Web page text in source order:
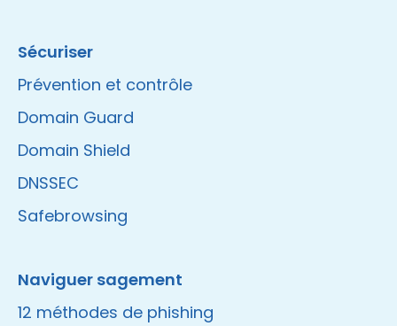
Sécuriser
Prévention et contrôle
Domain Guard
Domain Shield
DNSSEC
Safebrowsing
Naviguer sagement
12 méthodes de phishing